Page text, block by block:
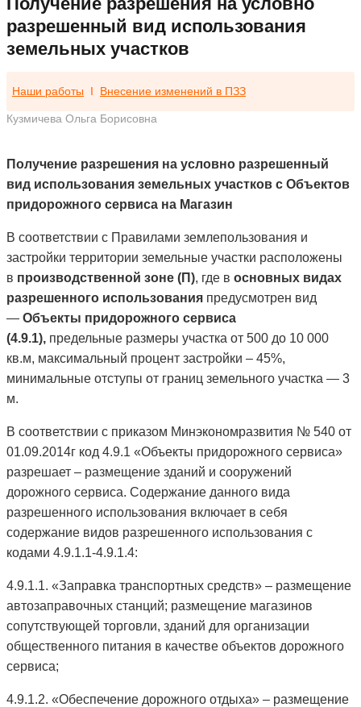
разрешенный вид использования
земельных участков
Наши работы I Внесение изменений в ПЗЗ
Кузмичева Ольга Борисовна
Получение разрешения на условно разрешенный
вид использования земельных участков с Объектов
придорожного сервиса на Магазин
В соответствии с Правилами землепользования и
застройки территории земельные участки расположены
в производственной зоне (П), где в основных видах
разрешенного использования предусмотрен вид
— Объекты придорожного сервиса
(4.9.1), предельные размеры участка от 500 до 10 000
кв.м, максимальный процент застройки – 45%,
минимальные отступы от границ земельного участка — 3
м.
В соответствии с приказом Минэкономразвития № 540 от
01.09.2014г код 4.9.1 «Объекты придорожного сервиса»
разрешает – размещение зданий и сооружений
дорожного сервиса. Содержание данного вида
разрешенного использования включает в себя
содержание видов разрешенного использования с
кодами 4.9.1.1-4.9.1.4:
4.9.1.1. «Заправка транспортных средств» – размещение
автозаправочных станций; размещение магазинов
сопутствующей торговли, зданий для организации
общественного питания в качестве объектов дорожного
сервиса;
4.9.1.2. «Обеспечение дорожного отдыха» – размещение